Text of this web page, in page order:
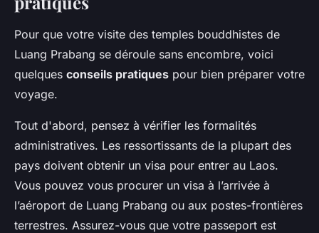
Pour que votre visite des temples bouddhistes de
Luang Prabang se déroule sans encombre, voici
quelques conseils pratiques pour bien préparer votre
voyage.
Tout d'abord, pensez à vérifier les formalités
administratives. Les ressortissants de la plupart des
pays doivent obtenir un visa pour entrer au Laos.
Vous pouvez vous procurer un visa à l’arrivée à
l’aéroport de Luang Prabang ou aux postes-frontières
terrestres. Assurez-vous que votre passeport est